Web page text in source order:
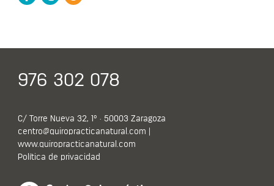
976 302 078
C/ Torre Nueva 32, 1º · 50003 Zaragoza
centro@quiropracticanatural.com
www.quiropracticanatural.com
Política de privacidad